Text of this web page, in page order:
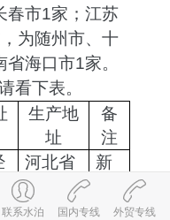
春市1家； 江苏
为随州市、 十
省海口市1家。
看下表。
生产地
址
备
注
河北省
沧州市
黄骅市
新
专
号
联系水泊 国内专线 外贸专线